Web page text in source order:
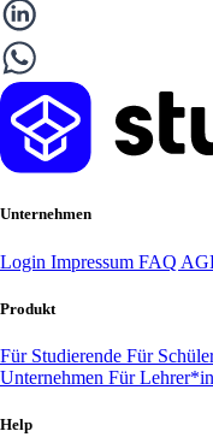
Unternehmen
Login Impressum FAQ
Produkt
Für Studierende Für
Unternehmen Für
Help